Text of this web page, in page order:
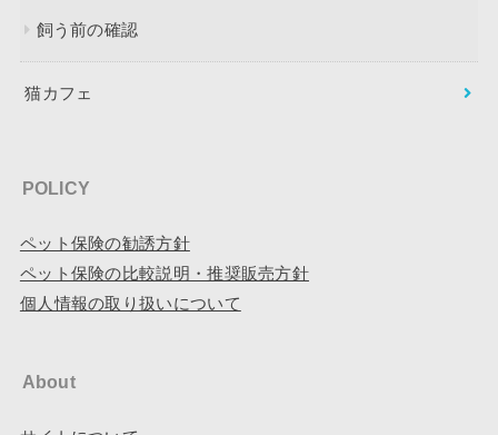
飼う前の確認
猫カフェ
POLICY
ペット保険の勧誘方針
ペット保険の比較説明・推奨販売方針
個人情報の取り扱いについて
About